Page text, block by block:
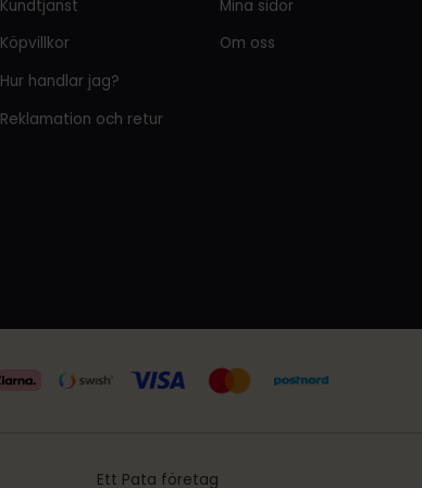
Kundtjänst
Köpvillkor
Hur handlar jag?
Reklamation och retur
Mina sidor
Om oss
Ett Pata företag